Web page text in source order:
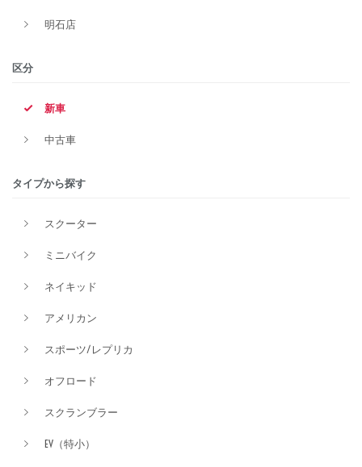
明石店
区分
新車
中古車
タイプから探す
スクーター
ミニバイク
ネイキッド
アメリカン
スポーツ/レプリカ
オフロード
スクランブラー
EV（特小）
メーカー
価格